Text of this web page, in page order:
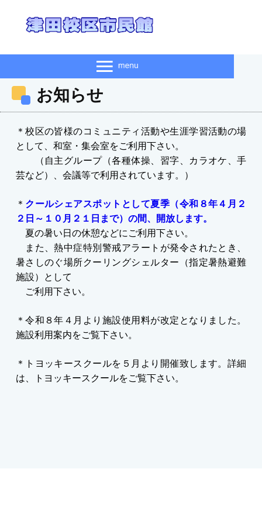
お知らせ
＊校区の皆様のコミュニティ活動や生涯学習活動の場
として、和室・集会室をご利用下さい。
（自主グループ（各種体操、習字、カラオケ、手
芸など）、会議等で利用されています。）
＊ クールシェアスポットとして夏季（令和８年４月２
２日～１０月２１日まで）の間、開放します。
夏の暑い日の休憩などにご利用下さい。
また、熱中症特別警戒アラートが発令されたとき、
暑さしのぐ場所クーリングシェルター（指定暑熱避難
施設）として
ご利用下さい。
＊令和８年４月より施設使用料が改定となりました。
施設利用案内をご覧下さい。
＊トヨッキースクールを５月より開催致します。詳細
は、トヨッキースクールをご覧下さい。